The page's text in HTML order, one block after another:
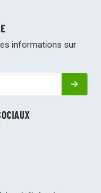
informations sur